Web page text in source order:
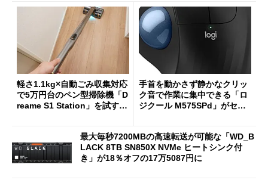
軽さ1.1kg×自動ごみ収集対応
で5万円台のペン型掃除機「D
reame S1 Station」を試す
手首を動かさず静かなクリッ
ク音で作業に集中できる「ロ
ジクール M575SPd」がセー
最大毎秒7200MBの高速転送が可能な「WD_B
LACK 8TB SN850X NVMe ヒートシンク付
き」が18％オフの17万5087円に